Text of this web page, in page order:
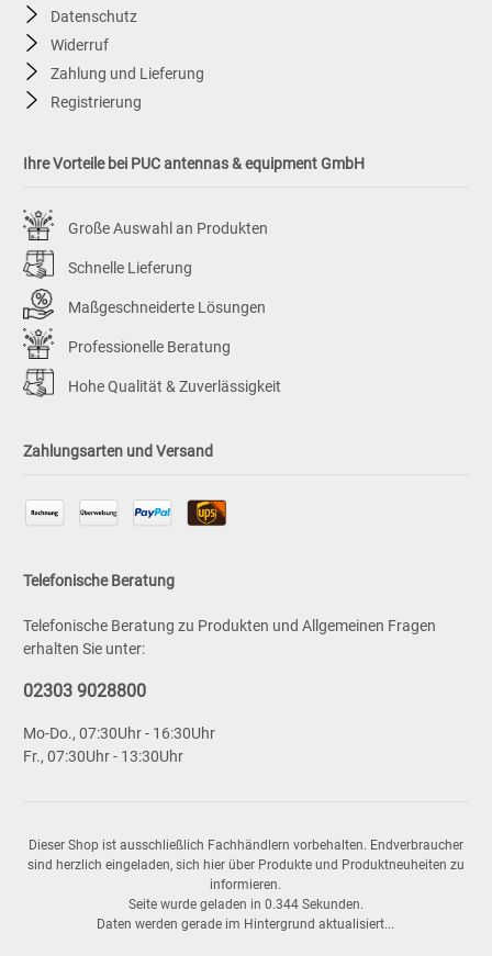
Datenschutz
Widerruf
Zahlung und Lieferung
Registrierung
Ihre Vorteile bei PUC antennas & equipment GmbH
Große Auswahl an Produkten
Schnelle Lieferung
Maßgeschneiderte Lösungen
Professionelle Beratung
Hohe Qualität & Zuverlässigkeit
Zahlungsarten und Versand
Telefonische Beratung
Telefonische Beratung zu Produkten und Allgemeinen Fragen
erhalten Sie unter:
02303 9028800
Mo-Do., 07:30Uhr - 16:30Uhr
Fr., 07:30Uhr - 13:30Uhr
Dieser Shop ist ausschließlich Fachhändlern vorbehalten. Endverbraucher
sind herzlich eingeladen, sich hier über Produkte und Produktneuheiten zu
informieren.
Seite wurde geladen in 0.344 Sekunden.
Daten werden gerade im Hintergrund aktualisiert...